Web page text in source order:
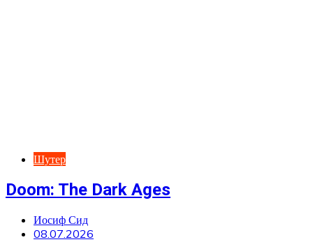
Шутер
Doom: The Dark Ages
Иосиф Сид
08.07.2026